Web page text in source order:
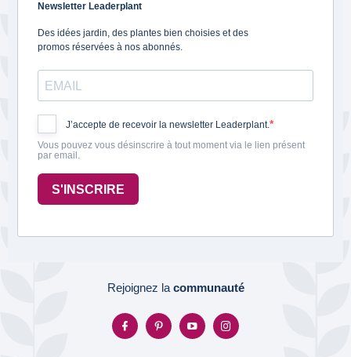
Newsletter Leaderplant
Des idées jardin, des plantes bien choisies et des
promos réservées à nos abonnés.
J’accepte de recevoir la newsletter Leaderplant.
Vous pouvez vous désinscrire à tout moment via le lien présent
par email.
S'INSCRIRE
Rejoignez la communauté